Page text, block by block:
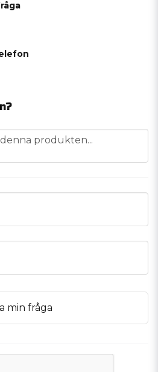
produkten...
min fråga